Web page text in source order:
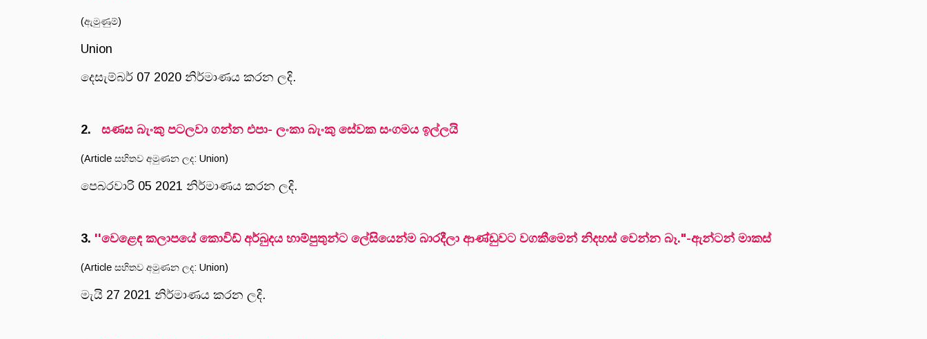
(ඇමුණුම්)
Union
දෙසැම්බර් 07 2020 නිර්මාණය කරන ලදි.
2. සණස බැංකු පටලවා ගන්න එපා- ලංකා බැංකු සේවක සංගමය ඉල්ලයි
(Article සහිතව අමුණන ලද: Union)
පෙබරවාරි 05 2021 නිර්මාණය කරන ලදි.
3. ''වෙළෙඳ කලාපයේ කොවිඩ් අර්බුදය හාම්පුතුන්ට ලේසියෙන්ම බාරදීලා ආණ්ඩුවට වගකීමෙන් නිදහස් වෙන්න බෑ."-ඇන්ටන් මාකස්
(Article සහිතව අමුණන ලද: Union)
මැයි 27 2021 නිර්මාණය කරන ලදි.